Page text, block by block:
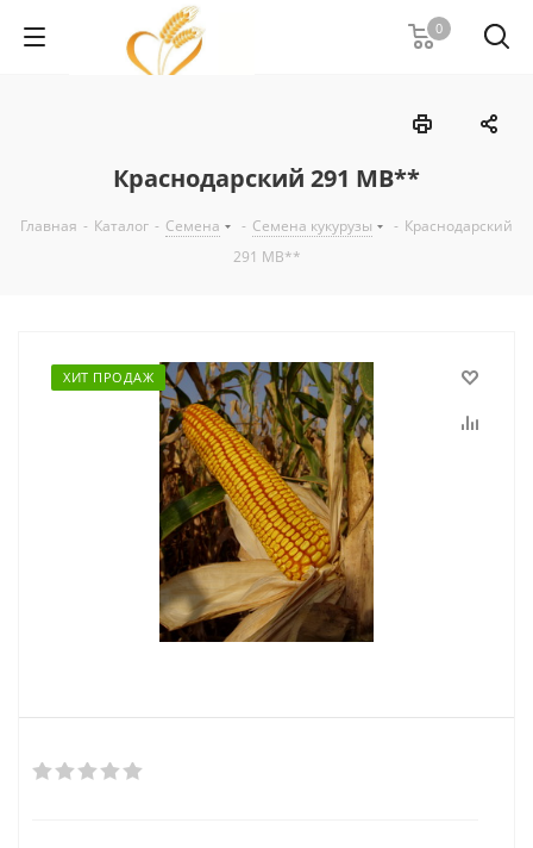
0
Краснодарский 291 МВ**
Главная - Каталог - Семена - Семена кукурузы - Краснодарский
291 МВ**
ХИТ ПРОДАЖ